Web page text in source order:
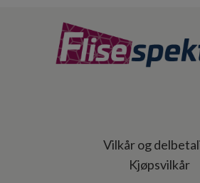
Vilkår og
Kjøpsvilkår